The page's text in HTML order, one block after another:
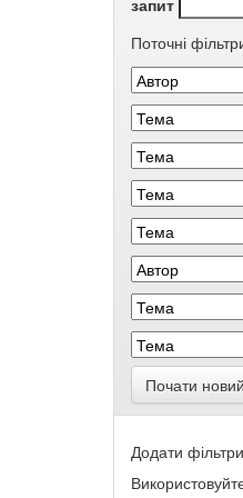
Поточні
Почати
Додати